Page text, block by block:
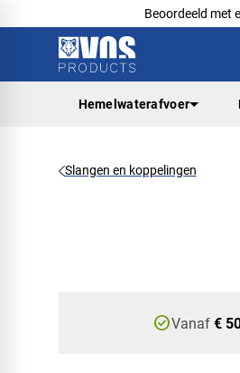
Beoordeeld met
Hemelwaterafvoer
Slangen en koppelingen
check_circleVanaf €